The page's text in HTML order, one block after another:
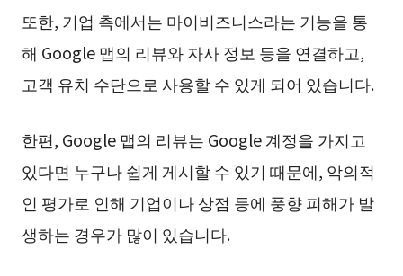
또한, 기업 측에서는 마이비즈니스라는 기능을 통
해 Google 맵의 리뷰와 자사 정보 등을 연결하고,
고객 유치 수단으로 사용할 수 있게 되어 있습니다.
한편, Google 맵의 리뷰는 Google 계정을 가지고
있다면 누구나 쉽게 게시할 수 있기 때문에, 악의적
인 평가로 인해 기업이나 상점 등에 풍향 피해가 발
생하는 경우가 많이 있습니다.